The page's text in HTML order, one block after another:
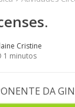
Cristine
1 minutos
DA